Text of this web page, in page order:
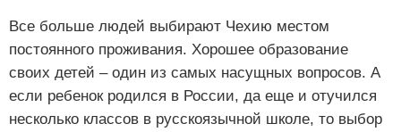
Все больше людей выбирают Чехию местом
постоянного проживания. Хорошее образование
своих детей – один из самых насущных вопросов. А
если ребенок родился в России, да еще и отучился
несколько классов в русскоязычной школе, то выбор